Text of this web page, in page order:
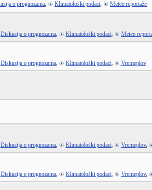
o prognozama, Klimatološki podaci, Meteo reportaže
Diskusija o prognozama, Klimatološki podaci, Meteo
Diskusija o prognozama, Klimatološki podaci, Vremeplov
Diskusija o prognozama, Klimatološki podaci, Vremeplov,
Diskusija o prognozama, Klimatološki podaci, Vremeplov,